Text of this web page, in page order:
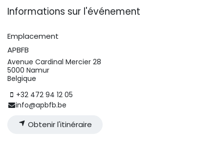
Informations sur l'événement
Emplacement
APBFB
Avenue Cardinal Mercier 28
5000 Namur
Belgique
+32 472 94 12 05
info@apbfb.be
Obtenir l'itinéraire